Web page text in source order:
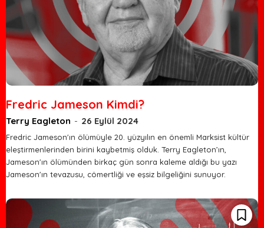
Fredric Jameson Kimdi?
Terry Eagleton - 26 Eylül 2024
Fredric Jameson'ın ölümüyle 20. yüzyılın en önemli Marksist kültür
eleştirmenlerinden birini kaybetmiş olduk. Terry Eagleton’ın,
Jameson'ın ölümünden birkaç gün sonra kaleme aldığı bu yazı
Jameson'ın tevazusu, cömertliği ve eşsiz bilgeliğini sunuyor.